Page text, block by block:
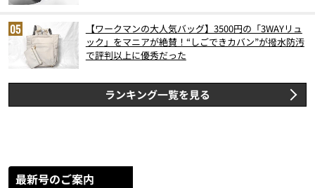
【ワークマンの大人気バッグ】3500円の「3WAYリュ
ック」をマニアが絶賛！“しごできカバン”が撥水防汚
で評判以上に優秀だった
ランキング一覧を見る
最新号のご案内